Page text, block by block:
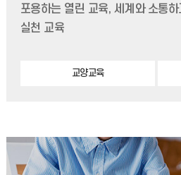
포용하는 열린 교육, 세계와 소통
실천 교육
교양교육